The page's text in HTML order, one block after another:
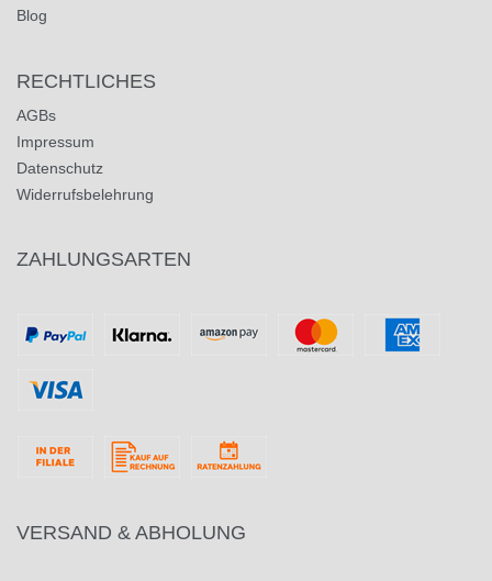
Blog
RECHTLICHES
AGBs
Impressum
Datenschutz
Widerrufsbelehrung
ZAHLUNGSARTEN
VERSAND & ABHOLUNG